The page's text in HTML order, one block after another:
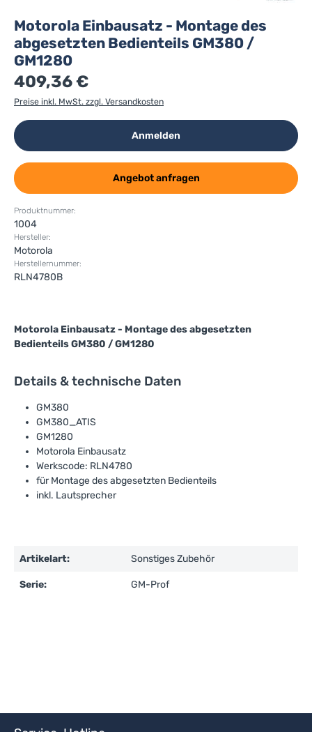
Motorola Einbausatz - Montage des
abgesetzten Bedienteils GM380 /
GM1280
409,36 €
Preise inkl. MwSt. zzgl. Versandkosten
Anmelden
Angebot anfragen
Produktnummer:
1004
Hersteller:
Motorola
Herstellernummer:
RLN4780B
Motorola Einbausatz - Montage des abgesetzten
Bedienteils GM380 / GM1280
Details & technische Daten
GM380
GM380_ATIS
GM1280
Motorola Einbausatz
Werkscode: RLN4780
für Montage des abgesetzten Bedienteils
inkl. Lautsprecher
Artikelart: Sonstiges Zubehör
Serie: GM-Prof